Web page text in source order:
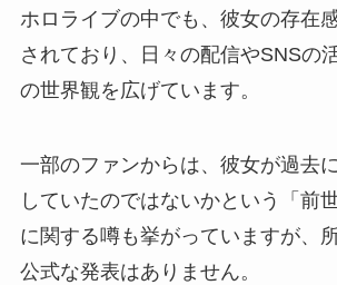
ホロライブの中でも、彼女の存在
されており、日々の配信やSNSの
の世界観を広げています。
一部のファンからは、彼女が過去
していたのではないかという「前
に関する噂も挙がっていますが、
公式な発表はありません。